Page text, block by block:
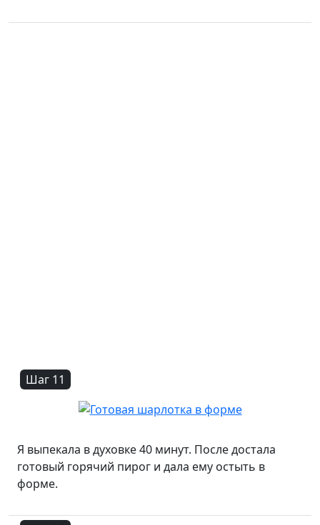
Шаг 11
Я выпекала в духовке 40 минут. После достала
готовый горячий пирог и дала ему остыть в
форме.